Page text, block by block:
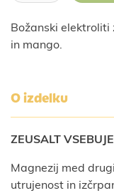
Božanski elektroliti
in mango.
O izdelku
ZEUSALT
Magnezij med
utrujenost in